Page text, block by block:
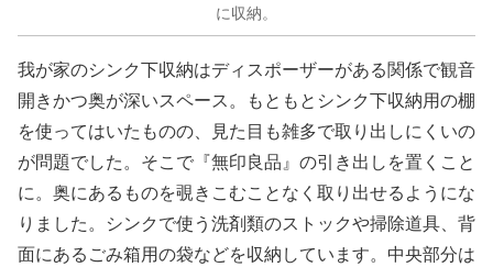
に収納。
我が家のシンク下収納はディスポーザーがある関係で観音
開きかつ奥が深いスペース。もともとシンク下収納用の棚
を使ってはいたものの、見た目も雑多で取り出しにくいの
が問題でした。そこで『無印良品』の引き出しを置くこと
に。奥にあるものを覗きこむことなく取り出せるようにな
りました。シンクで使う洗剤類のストックや掃除道具、背
面にあるごみ箱用の袋などを収納しています。中央部分は